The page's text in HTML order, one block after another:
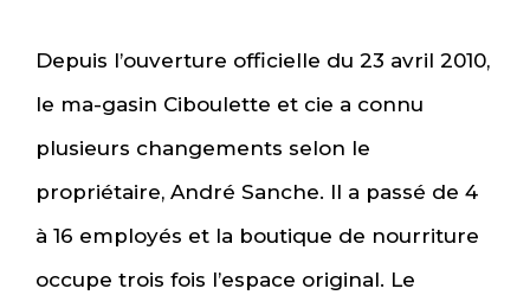
Depuis l’ouverture officielle du 23 avril 2010,
le ma-gasin Ciboulette et cie a connu
plusieurs changements selon le
propriétaire, André Sanche. Il a passé de 4
à 16 employés et la boutique de nourriture
occupe trois fois l’espace original. Le